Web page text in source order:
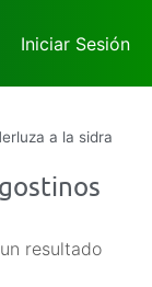
Iniciar Sesión
a la sidra
resultado